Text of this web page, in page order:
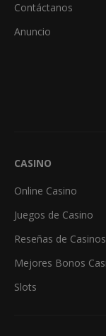
Contáctanos
Anuncio
CASINO
Online Casino
Juegos de Casino
Reseñas de Casinos
Mejores Bonos
Slots